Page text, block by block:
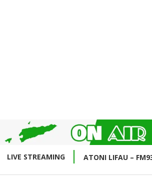
LIVE STREAMING ATONI LIFAU –